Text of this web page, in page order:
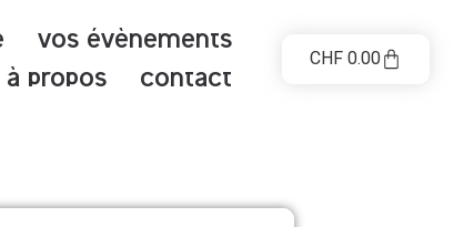
Vos évènements
à propos contact
CHF0.00